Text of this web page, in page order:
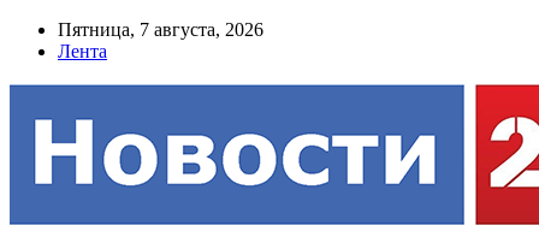
Пятница, 7 августа, 2026
Лента